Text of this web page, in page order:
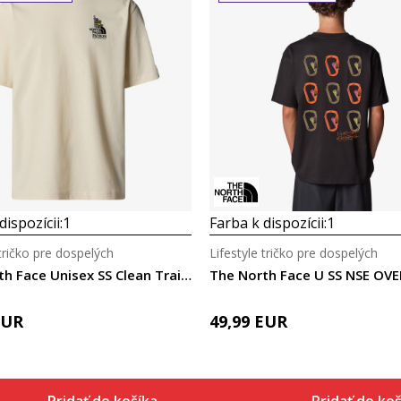
1
The North Face Unisex SS Clean Trails Oversized Tee
pre dospelých
Farba k dispozícii:1
Lifestyle tričko pre dospelých
49,99 EUR